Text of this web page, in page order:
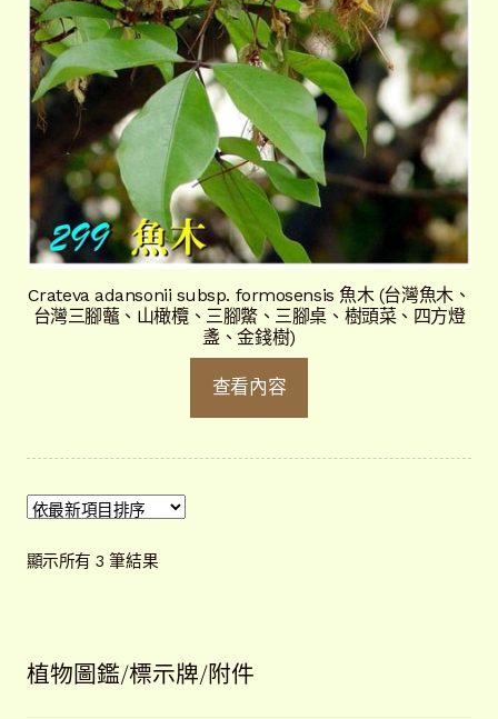
Crateva adansonii subsp. formosensis 魚木 (台灣魚木、
台灣三腳虌、山橄欖、三腳鱉、三腳桌、樹頭菜、四方燈
盞、金錢樹)
查看內容
顯示所有 3 筆結果依
目
排
植物圖鑑/標示牌/附件